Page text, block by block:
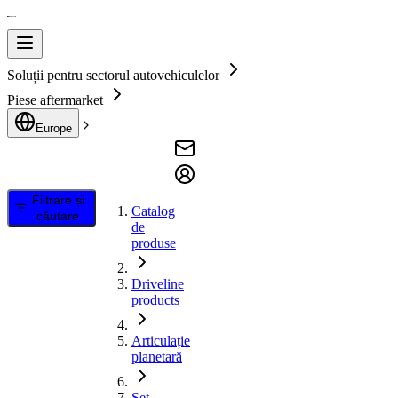
Soluții pentru sectorul autovehiculelor
Piese aftermarket
Europe
Filtrare și
căutare
Catalog
de
produse
Driveline
products
Articulație
planetară